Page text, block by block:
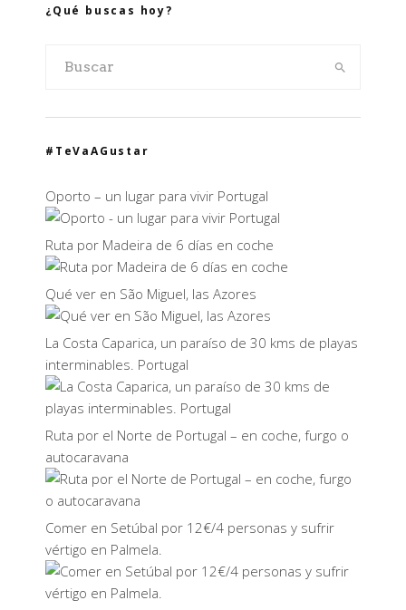
¿Qué buscas hoy?
#TeVaAGustar
Oporto – un lugar para vivir Portugal
Ruta por Madeira de 6 días en coche
Qué ver en São Miguel, las Azores
La Costa Caparica, un paraíso de 30 kms de playas
interminables. Portugal
Ruta por el Norte de Portugal – en coche, furgo o
autocaravana
Comer en Setúbal por 12€/4 personas y sufrir
vértigo en Palmela.